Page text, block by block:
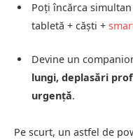
Poți încărca
tabletă + căști +
Devine un
lungi, deplasări
urgență.
Pe scurt, un astfel de